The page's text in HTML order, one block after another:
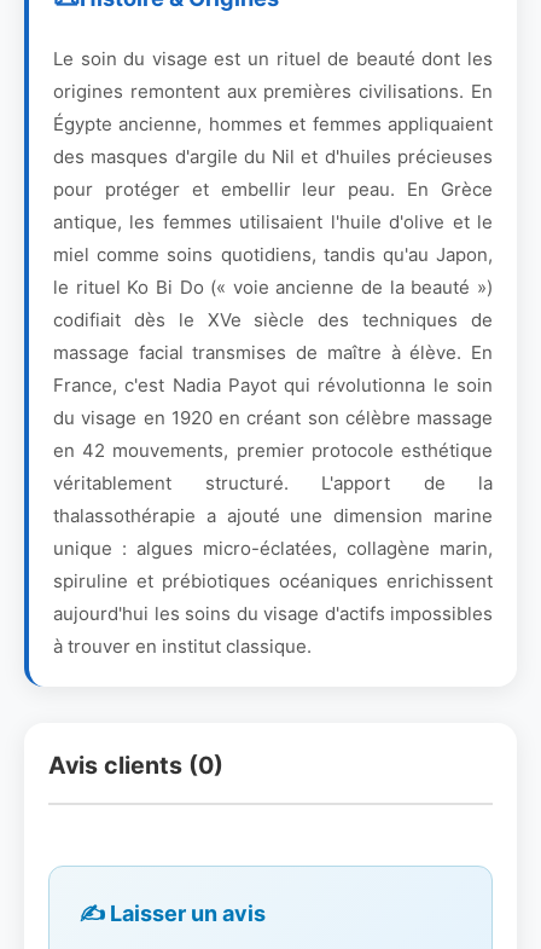
Le soin du visage est un rituel de beauté dont les
origines remontent aux premières civilisations. En
Égypte ancienne, hommes et femmes appliquaient
des masques d'argile du Nil et d'huiles précieuses
pour protéger et embellir leur peau. En Grèce
antique, les femmes utilisaient l'huile d'olive et le
miel comme soins quotidiens, tandis qu'au Japon,
le rituel Ko Bi Do (« voie ancienne de la beauté »)
codifiait dès le XVe siècle des techniques de
massage facial transmises de maître à élève. En
France, c'est Nadia Payot qui révolutionna le soin
du visage en 1920 en créant son célèbre massage
en 42 mouvements, premier protocole esthétique
véritablement structuré. L'apport de la
thalassothérapie a ajouté une dimension marine
unique : algues micro-éclatées, collagène marin,
spiruline et prébiotiques océaniques enrichissent
aujourd'hui les soins du visage d'actifs impossibles
à trouver en institut classique.
Avis clients (0)
✍️ Laisser un avis